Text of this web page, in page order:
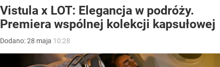
Vistula x LOT: Elegancja w podróży.
Premiera wspólnej kolekcji kapsułowej
Dodano:28 maja 10:28